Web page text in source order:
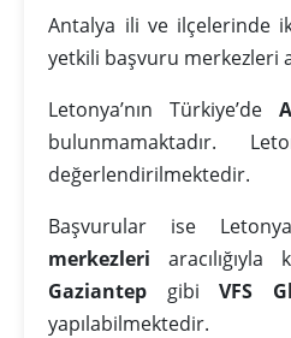
Antalya ili ve ilçelerinde
yetkili başvuru merkezleri
Letonya’nın Türkiye’de
bulunmamaktadır.
değerlendirilmektedir.
Başvurular ise
merkezleri
Gaziantep gibiVFS
yapılabilmektedir.